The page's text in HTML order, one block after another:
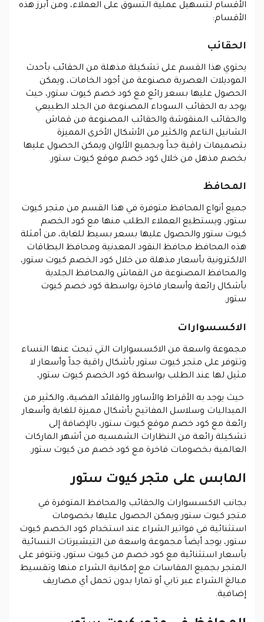
الأقسام لتسهيل عملية التسوق على العملاء، ومن أبرز هذه
الأقسام:
الحقائب
يحتوي هذا القسم على تشكيلة مذهلة من الحقائب بأحدث
الموديلات العصرية مصنوعة من أجود الخامات، ويمكن
الحصول عليها بسعر رائع مع كود خصم كيوت ستور، حيث
يوجد به الحقائب السوداء المصنوعة من الجلد الطبيعي
والحقائب المنقوشة والحقائب المصنوعة من قماش
الشانيل الناعم والكثير من الأشكال الأخرى المميزة
بتصميمات راقية جداً وبجميع الألوان ويمكن الحصول عليها
بخصم مذهل من خلال كود خصم موقع كيوت ستور.
المحافظ
جميع أنواع المحافظ متوفرة في هذا القسم من متجر كيوت
ستور، ويستطيع العملاء الطلب منها مع كود الخصم
كيوت ستور والحصول عليها بسعر بسيط للغاية، من أمثلة
هذه المحافظ محافظ النقود المعدنية ومحافظ البطاقات
الالكترونية بأسعار مذهلة من خلال كود الخصم كيوت ستور،
والمحافظ المصنوعة من القماش والمحافظ الجلدية
بأشكال رائعة وأسعار فاخرة بواسطة كود خصم كيوت
ستور.
الاكسسوارات
مجموعة واسعة من الاكسسوارات التي تبحث عنها النساء
وتتوفر على متجر كيوت ستور بأشكال راقية جداً وأسعار لا
مثيل لها عند الطلب بواسطة كود الخصم كيوت ستور،
حيث يوجد به الأقراط والأساور والقلائد الفضية، والكثير من
الميداليات وسلاسل المفاتيح بأشكال مميزة للغاية وأسعار
رائعة مع كود خصم موقع كيوت ستور، بالإضافة إلى
تشكيلة رائعة من النظارات الشمسيه من أشهر الماركات
العالمية بخصومات فاخرة مع كود خصم من كيوت ستور.
المابس على متجر كيوت ستور
بجانب الاكسسوارات والحقائب والمحافظ المتوفرة في
متجر كيوت ستور ويمكن الحصول عليها بخصومات
استثنائية في فواتير الشراء عند استخدام كود الخصم كيوت
ستور، يوجد أيضاً مجموعة واسعة من التيشيرتات النسائية
بأسعار استثنائية مع كود خصم من كيوت ستور، وتتوفر على
المتجر بجميع المقاسات مع إمكانية الشراء منها وتقسيط
مبالغ الشراء عبر تابي أو تمارا بدون تحمل أي مصاريف
إضافية.